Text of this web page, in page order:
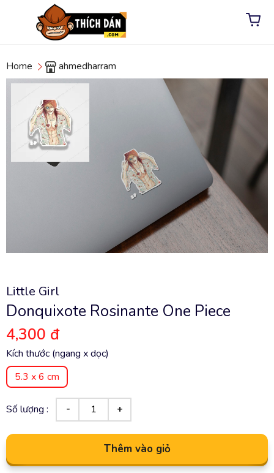
Home ahmedharram
Little Girl
Donquixote Rosinante One Piece
4,300 đ
Kích thước (ngang x dọc)
5.3 x 6 cm
Số lượng :
Thêm vào giỏ